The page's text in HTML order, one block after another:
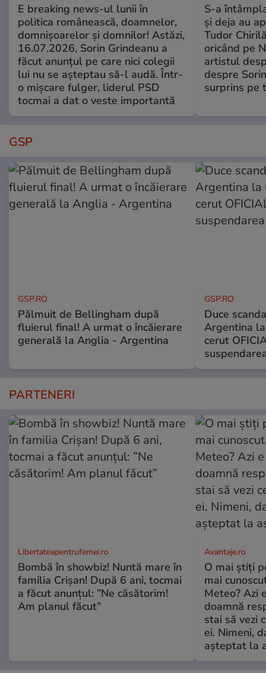
E breaking news-ul lunii în
politica românească, doamnelor,
domnișoarelor și domnilor! Astăzi,
16.07.2026, Sorin Grindeanu a
făcut anunțul pe care nici colegii
lui nu se așteptau să-l audă. Într-
o mișcare fulger, liderul PSD
tocmai a dat o veste importantă
S-a
și deja au
Tudor
oricând pe
artistul
despre
surprins pe
GSP
GSP.RO
Pălmuit de Bellingham după
fluierul final! A urmat o încăierare
generală la Anglia - Argentina
GSP.RO
Duce
Argentina
cerut
PARTENERI
Libertateapentrufemei.ro
Bombă în showbiz! Nuntă mare în
familia Crișan! După 6 ani, tocmai
a făcut anunțul: ”Ne căsătorim!
Am planul făcut”
Avantaje.ro
O mai știți
mai
Meteo? Azi
doamnă
stai să vezi
ei. Nimeni,
așteptat la